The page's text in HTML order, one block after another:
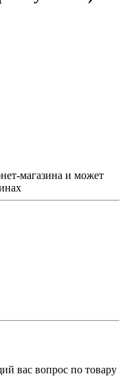
магазина и может
вас вопрос по товару